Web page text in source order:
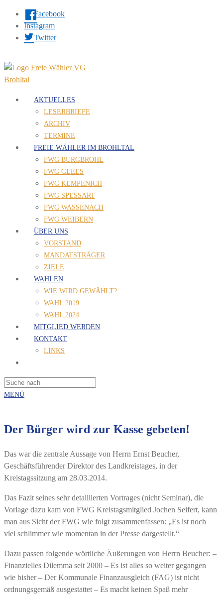
Facebook
Instagram
Twitter
AKTUELLES
LESERBRIEFE
ARCHIV
TERMINE
FREIE WÄHLER IM BROHLTAL
FWG BURGBROHL
FWG GLEES
FWG KEMPENICH
FWG SPESSART
FWG WASSENACH
FWG WEIBERN
ÜBER UNS
VORSTAND
MANDATSTRÄGER
ZIELE
WAHLEN
WIE WIRD GEWÄHLT?
WAHL 2019
WAHL 2024
MITGLIED WERDEN
KONTAKT
LINKS
MENÜ
Der Bürger wird zur Kasse gebeten!
Das war die zentrale Aussage von Herrn Ernst Beucher,
Geschäftsführender Direktor des Landkreistages, in der
Kreistagssitzung am 28.03.2014.
Das Fazit seines sehr detaillierten Vortrages (nicht Seminar), die
Vorlage dazu kam von FWG Kreistagsmitglied Jochen Seifert, kann
man aus Sicht der FWG wie folgt zusammenfassen: „Es ist noch
viel schlimmer wie momentan in der Presse dargestellt.“
Dazu passen folgende wörtliche Äußerungen von Herrn Beucher: –
Finanzielles Dilemma seit 2000 – Es ist alles so weiter gegangen
wie bisher – Der Kommunale Finanzausgleich (FAG) ist nicht
ordnungsgemäß ausgestattet – Es macht keinen Spaß mehr